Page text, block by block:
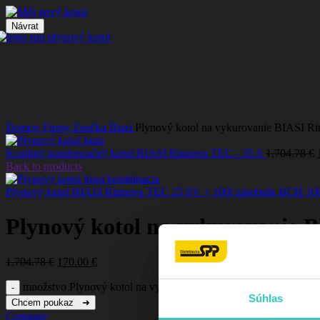
Súhlas
Návrat
Domov Firmy Značka Biasi Plynový kotol na vykurovanie BIASI
Kvalitný kondenzačný kotol BIASI Rinnova TEC - 35 S 1,704.78€
Back to products
Plynový kotol BIASI Rinnova TEC 25 SV + 100l zásobník BCH
Plynový kotol na vykurovanie
1,704.78€ 170.00 €
množstvo Plynový kotol na vykurovanie BIASI Rinnova TEC 35
Chcem poukaz ➜
Compare